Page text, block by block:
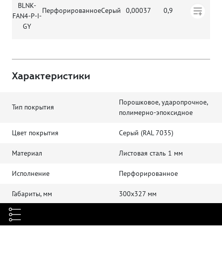
BLNK-
FAN4-P-I-
GY
ПерфорированноеСерый 0,00037 0,9
Характеристики
Тип покрытия
Порошковое, ударопрочное,
полимерно-эпоксидное
Цвет покрытия Серый (RAL 7035)
Материал Листовая сталь 1 мм
Исполнение Перфорированное
Габариты, мм 300х327 мм